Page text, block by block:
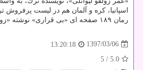
اسپانیا، كره و آلمان هم در لیست پرفروش
رمان ۱۸۹ صفحه ای «بی قراری» نوشته «زولفو لیوانلی» با ترجمه «پری اشتری» در شمارگان ۱۰۰۰ نسخه و به قیمت ۱۷ هزار تومان از جانب بنگاه ترجمه و نشر
1397/03/06
13:20:18
5.0
/ 5